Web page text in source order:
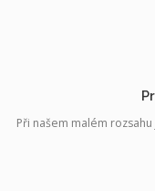
Při našem malém